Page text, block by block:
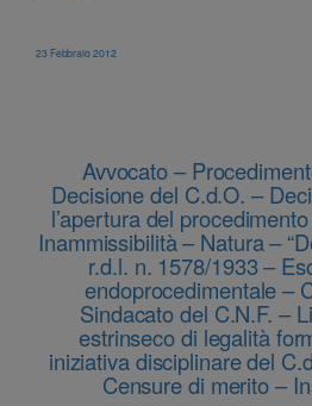
23 Febbraio 2012
Avvocato –
Decisione del C.d.O. –
l’apertura del
Inammissibilità – Natura –
r.d.l. n. 1578/1933 –
endoprocedimentale –
Sindacato del C.N.F. –
estrinseco di legalità
iniziativa disciplinare del
Censure di merito –